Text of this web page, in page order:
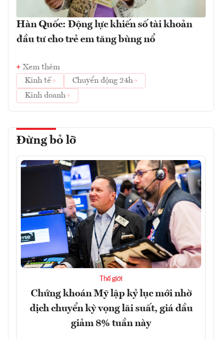
Hàn Quốc: Động lực khiến số tài khoản
đầu tư cho trẻ em tăng bùng nổ
Xem thêm
Kinh tế
Chuyển động 24h
Kinh doanh
Đừng bỏ lỡ
Thế giới
Chứng khoán Mỹ lập kỷ lục mới nhờ
dịch chuyển kỳ vọng lãi suất, giá dầu
giảm 8% tuần này